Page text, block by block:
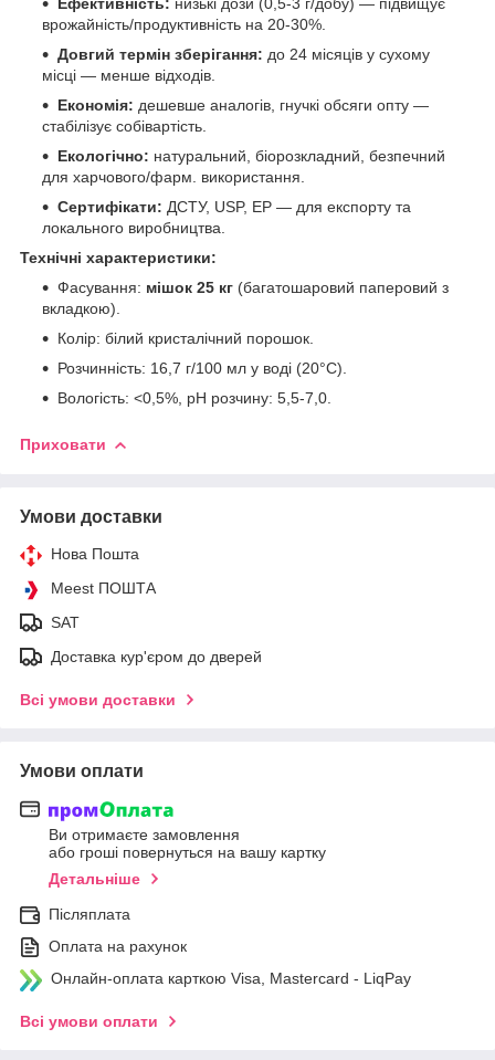
врожайність/продуктивність на 20-30%.
Довгий термін зберігання: до 24 місяців у сухому
місці — менше відходів.
Економія: дешевше аналогів, гнучкі обсяги опту —
стабілізує собівартість.
Екологічно: натуральний, біорозкладний, безпечний
для харчового/фарм. використання.
Сертифікати: ДСТУ, USP, EP — для експорту та
локального виробництва.
Технічні характеристики:
Фасування: мішок 25 кг (багатошаровий паперовий з
вкладкою).
Колір: білий кристалічний порошок.
Розчинність: 16,7 г/100 мл у воді (20°C).
Вологість: <0,5%, pH розчину: 5,5-7,0.
Приховати
Умови доставки
Нова Пошта
Meest ПОШТА
SAT
Доставка кур'єром до дверей
Всі умови доставки
Умови оплати
Ви отримаєте замовлення
або гроші повернуться на вашу картку
Детальніше
Післяплата
Оплата на рахунок
Онлайн-оплата карткою Visa, Mastercard - LiqPay
Всі умови оплати